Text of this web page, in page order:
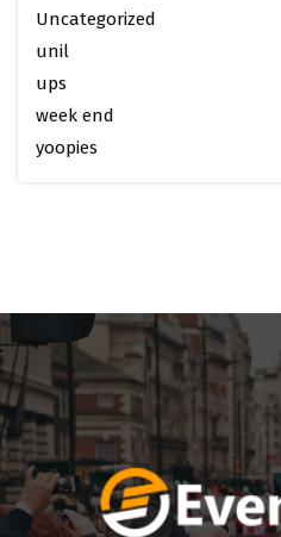
Uncategorized
unil
ups
week end
yoopies